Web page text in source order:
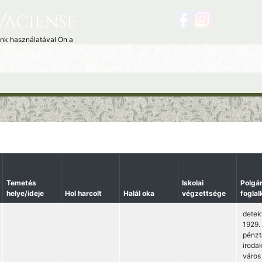
Temetés
helye/ideje
Hol harcolt Halál oka
Iskolai
végzettsége
1929.
város
használatával Ön a